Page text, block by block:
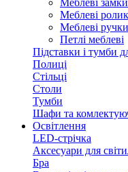
Меблеві
Меблеві
Меблеві ручки
Петлі меблеві
Підставки і тумби
Полиці
Стільці
Столи
Тумби
Шафи та
Освітлення
LED-стрічка
Аксесуари для
Бра